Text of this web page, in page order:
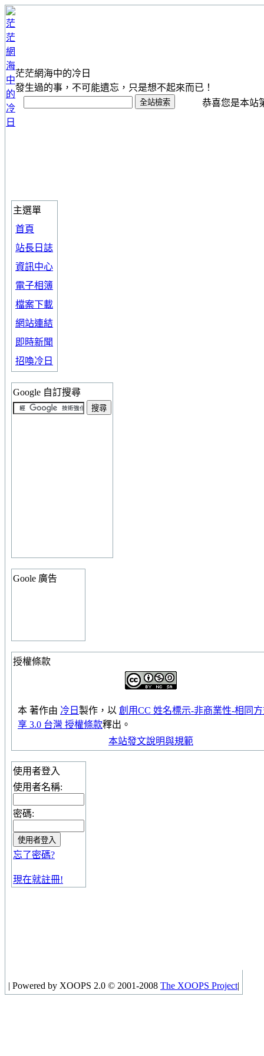
茫茫網海中的冷日
發生過的事，不可能遺忘，只是想不起來而已！
恭喜您是本站
主選單
首頁
站長日誌
資訊中心
電子相簿
檔案下載
網站連結
即時新聞
招喚冷日
Google 自訂搜尋
Goole 廣告
授權條款
本 著作由 冷日 製作，以 創用CC 姓名標示-非商業性-相同
享 3.0 台灣 授權條款釋出。
本站發文說明與規範
使用者登入
使用者名稱:
密碼:
忘了密碼?
現在就註冊!
| Powered by XOOPS 2.0 © 2001-2008 The XOOPS Project|